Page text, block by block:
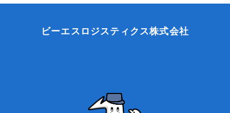
ビーエスロジスティクス株式会社